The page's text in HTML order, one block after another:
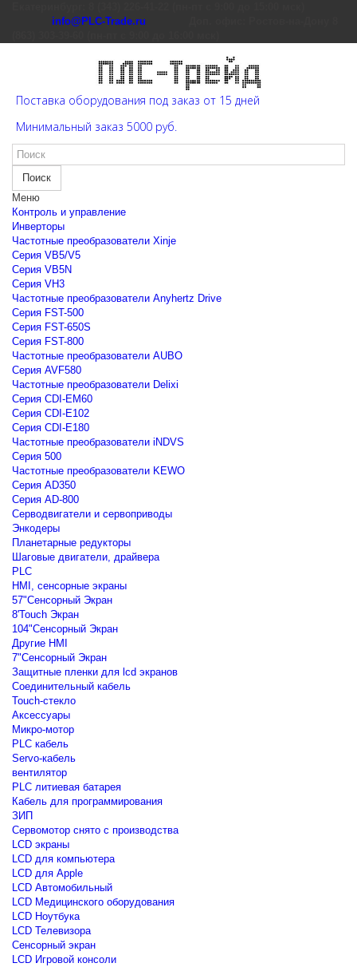
info@PLC-Trade.ru
Поставка оборудования под заказ от 15 дней
Минимальный заказ 5000 руб.
Поиск
Меню
Контроль и управление
Инверторы
Частотные преобразователи Xinje
Cерия VB5/V5
Cерия VB5N
Cерия VH3
Частотные преобразователи Anyhertz Drive
Серия FST-500
Серия FST-650S
Серия FST-800
Частотные преобразователи AUBO
Серия AVF580
Частотные преобразователи Delixi
Серия CDI-EM60
Серия CDI-E102
Серия CDI-E180
Частотные преобразователи iNDVS
Серия 500
Частотные преобразователи KEWO
Серия AD350
Серия AD-800
Серводвигатели и сервоприводы
Энкодеры
Планетарные редукторы
Шаговые двигатели, драйвера
PLC
HMI, сенсорные экраны
57"Сенсорный Экран
8'Touch Экран
104"Сенсорный Экран
Другие HMI
7"Сенсорный Экран
Защитные пленки для lcd экранов
Соединительный кабель
Touch-стекло
Аксессуары
Микро-мотор
PLC кабель
Servo-кабель
вентилятор
PLC литиевая батарея
Кабель для программирования
ЗИП
Сервомотор снято с производства
LCD экраны
LCD для компьютера
LCD для Apple
LCD Автомобильный
LCD Медицинского оборудования
LCD Ноутбука
LCD Телевизора
Сенсорный экран
LCD Игровой консоли